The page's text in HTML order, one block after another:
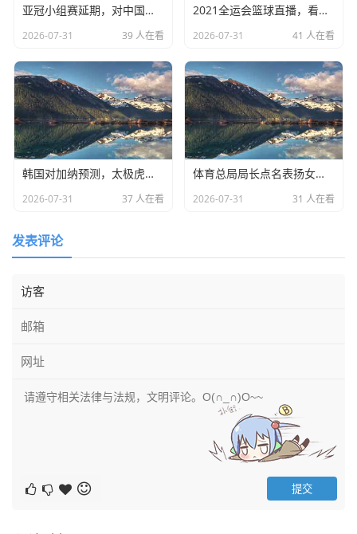
力的奔跑，这让我想起了刚出道时的郑智，或者是当年的李
金羽（虽然位置不同，但那种拼劲儿是一样的），伊万科维
人机会。
这太重要了,咱们中国足球过去最大的问题就是“论资排辈”，
只要你是大哥，哪怕你跑不动了，你也得在场上站着；年轻
球员？再好也得坐冷板凳，等着“熬资历”。
结果就是什么呢？等老将退了，年轻球员因为长期没打高水
平比赛，也废了。
的孩子，很多不是没天赋，是被“熬”怕了，看到国足名单里
经验不足，哪怕他们会犯错，但犯错是成长的学费，咱们球
球，咱们也能忍。
这次名单里,李源一的名字赫然在列，说实话，要是没他，这
李源一今年在泰山队的表现,那是“硬”，这种硬，不是那种只
会踢人的脏，而是对抗中的卡位、护球、那一脚出球的果
亚冠小组赛延期，对中国足球意味着什么？
2026-07-31 39 人在看
2021全运会篮球直播，看懂中国篮球未来
2026-07-31 41 人在看
韩国对加纳预测，太极虎能否力克非洲之星？
2026-07-31 37 人在看
体育总局局长点名表扬女足，精神可嘉但路在何方？
2026-07-31 31 人在看
发表评论